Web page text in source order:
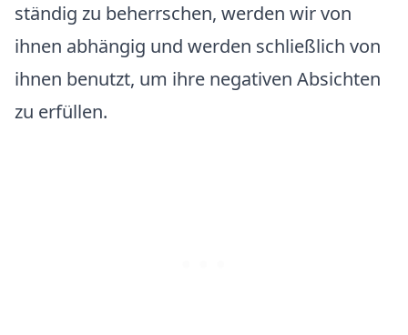
ständig zu beherrschen, werden wir von
ihnen abhängig und werden schließlich von
ihnen benutzt, um ihre negativen Absichten
zu erfüllen.